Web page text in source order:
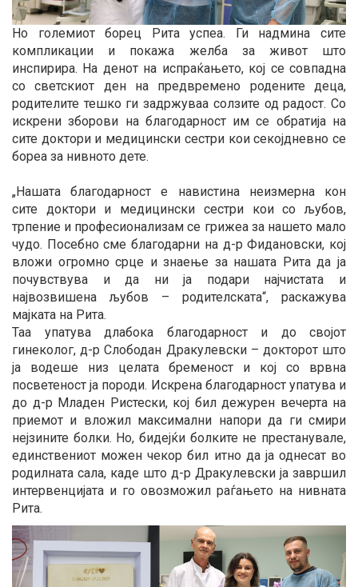
Но големиот борец Рита успеа. Ги надмина сите
компликации и покажа желба за живот што
инспирира. На денот на испраќањето, кој се совпадна
со светскиот ден на предвремено родените деца,
родителите тешко ги задржуваа солзите од радост. Со
искрени зборови на благодарност им се обратија на
сите доктори и медицински сестри кои секојдневно се
бореа за нивното дете.
„Нашата благодарност е навистина неизмерна кон
сите доктори и медицински сестри кои со љубов,
трпение и професионализам се грижеа за нашето мало
чудо. Посебно сме благодарни на д-р Фидановски, кој
вложи огромно срце и знаење за нашата Рита да ја
почувствува и да ни ја подари најчистата и
највозвишена љубов – родителската“, раскажува
мајката на Рита.
Таа упатува длабока благодарност и до својот
гинеколог, д-р Слободан Дракулевски – докторот што
ја водеше низ целата бременост и кој со врвна
посветеност ја породи. Искрена благодарност упатува и
до д-р Младен Ристески, кој бил дежурен вечерта на
приемот и вложил максимални напори да ги смири
нејзините болки. Но, бидејќи болките не престанувале,
единствениот можен чекор бил итно да ја однесат во
родилната сала, каде што д-р Дракулевски ја завршил
интервенцијата и го овозможил раѓањето на нивната
Рита.